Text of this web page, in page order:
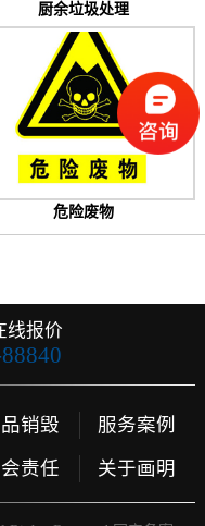
厨余垃圾处理
危险废物
线报价
销毁
服务案例
责任 关于画明